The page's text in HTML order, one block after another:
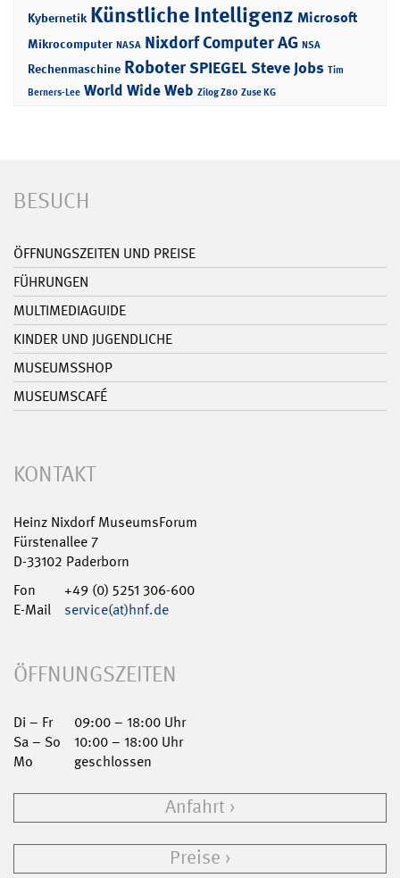
Kybernetik Künstliche Intelligenz Microsoft
Mikrocomputer NASA Nixdorf Computer AG NSA
Rechenmaschine RoboterSPIEGELSteve Jobs Tim
Berners-Lee World Wide Web Zilog Z80 Zuse KG
BESUCH
ÖFFNUNGSZEITEN UND PREISE
FÜHRUNGEN
MULTIMEDIAGUIDE
KINDER UND JUGENDLICHE
MUSEUMSSHOP
MUSEUMSCAFÉ
KONTAKT
Heinz Nixdorf MuseumsForum
Fürstenallee 7
D-33102 Paderborn
Fon
+49 (0) 5251 306-600
E-Mail
service(at)hnf.de
ÖFFNUNGSZEITEN
Di – Fr
09:00 – 18:00 Uhr
Sa – So
10:00 – 18:00 Uhr
Mo
geschlossen
Anfahrt
Preise